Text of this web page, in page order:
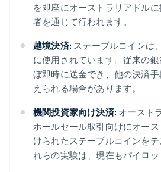
を即座にオーストラリアドル
者を通じて行われます。
越境決済: ステーブルコインは
に使用されています。従来の
ぼ即時に送金でき、他の決済
えられる場合があります。
機関投資家向け決済: オースト
ホールセール取引向けにオー
けられたステーブルコインを
れらの実験は、現在もパイロッ